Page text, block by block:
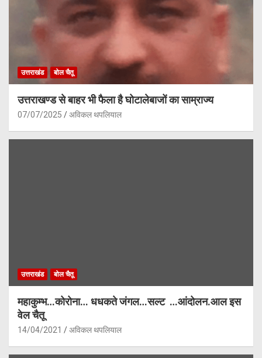
उत्तराखंड बोल चैतू
उत्तराखण्ड से बाहर भी फैला है घोटालेबाजों का साम्राज्य
07/07/2025 अविकल थपलियाल
उत्तराखंड बोल चैतू
महाकुम्भ…कोरोना… धधकते जंगल…सल्ट …आंदोलन.आल इस
वेल चैतू
14/04/2021 अविकल थपलियाल